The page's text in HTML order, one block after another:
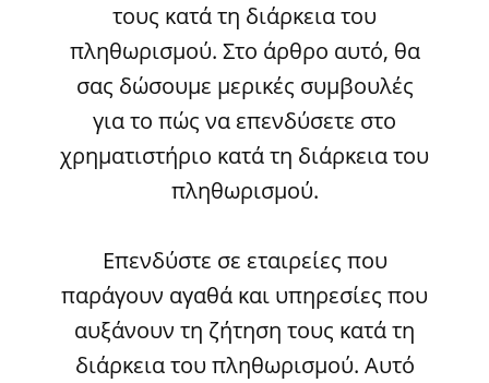
τους κατά τη διάρκεια του
πληθωρισμού. Στο άρθρο αυτό, θα
σας δώσουμε μερικές συμβουλές
για το πώς να επενδύσετε στο
χρηματιστήριο κατά τη διάρκεια του
πληθωρισμού.
Επενδύστε σε εταιρείες που
παράγουν αγαθά και υπηρεσίες που
αυξάνουν τη ζήτηση τους κατά τη
διάρκεια του πληθωρισμού. Αυτό